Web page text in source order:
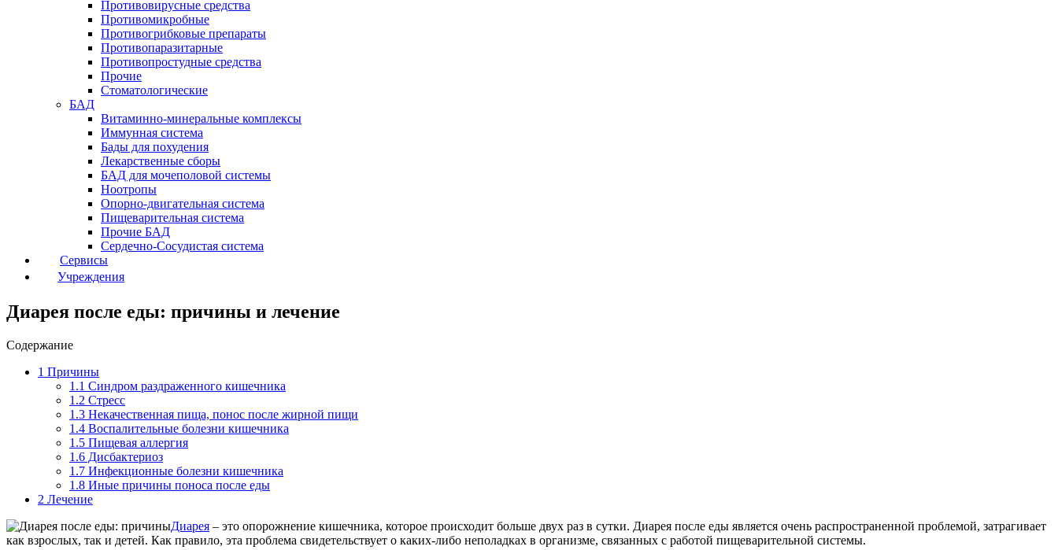
Противовирусные средства
Противомикробные
Противогрибковые препараты
Противопаразитарные
Противопростудные средства
Прочие
Стоматологические
БАД
Витаминно-минеральные комплексы
Иммунная система
Бады для похудения
Лекарственные сборы
БАД для мочеполовой системы
Ноотропы
Опорно-двигательная система
Пищеварительная система
Прочие БАД
Сердечно-Сосудистая система
Сервисы
Учреждения
Диарея после еды: причины и лечение
Содержание
1 Причины
1.1 Синдром раздраженного кишечника
1.2 Стресс
1.3 Некачественная пища, понос после жирной пищи
1.4 Воспалительные болезни кишечника
1.5 Пищевая аллергия
1.6 Дисбактериоз
1.7 Инфекционные болезни кишечника
1.8 Иные причины поноса после еды
2 Лечение
Диарея – это опорожнение кишечника, которое происходит больше двух раз в сутки. Диарея после еды является очень распространенной проблемой, затрагивает
как взрослых, так и детей. Как правило, эта проблема свидетельствует о каких-либо неполадках в организме, связанных с работой пищеварительной системы.